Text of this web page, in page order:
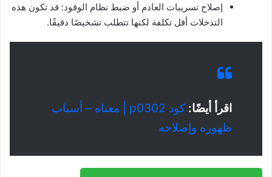
إصلاح تسريبات العادم أو ضبط نظام الوقود: قد تكون هذه
التدخلات أقل تكلفة لكنها تتطلب تشخيصًا دقيقًا.
اقرأ أيضًا:
كود p0302 | معناه – أسباب
ظهوره وإصلاحه